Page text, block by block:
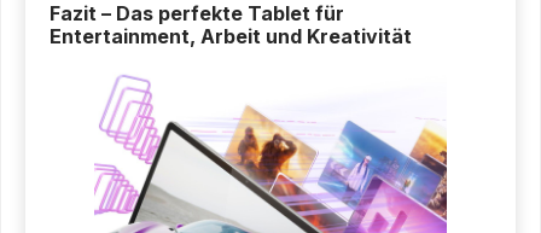
Fazit – Das perfekte Tablet für
Entertainment, Arbeit und Kreativität